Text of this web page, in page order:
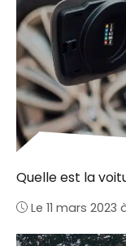
Quelle est la
Le 11 mars 2023